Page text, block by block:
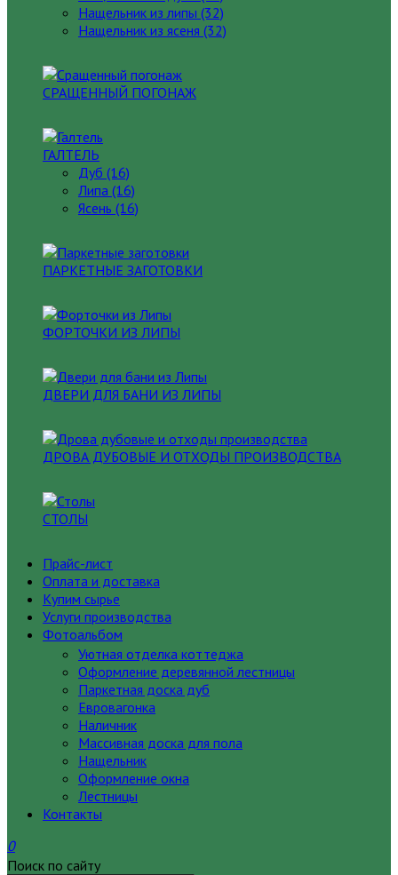
Нащельник из липы (32)
Нащельник из ясеня (32)
СРАЩЕННЫЙ ПОГОНАЖ
ГАЛТЕЛЬ
Дуб (16)
Липа (16)
Ясень (16)
ПАРКЕТНЫЕ ЗАГОТОВКИ
ФОРТОЧКИ ИЗ ЛИПЫ
ДВЕРИ ДЛЯ БАНИ ИЗ ЛИПЫ
ДРОВА ДУБОВЫЕ И ОТХОДЫ ПРОИЗВОДСТВА
СТОЛЫ
Прайс-лист
Оплата и доставка
Купим сырье
Услуги производства
Фотоальбом
Уютная отделка коттеджа
Оформление деревянной лестницы
Паркетная доска дуб
Евровагонка
Наличник
Массивная доска для пола
Нащельник
Оформление окна
Лестницы
Контакты
0
Поиск по сайту